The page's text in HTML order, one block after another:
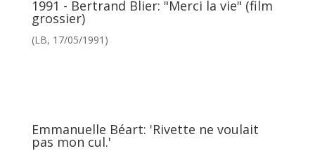
1991 - Bertrand Blier: "Merci la vie" (film
grossier)
(LB, 17/05/1991)
Emmanuelle Béart: 'Rivette ne voulait
pas mon cul.'